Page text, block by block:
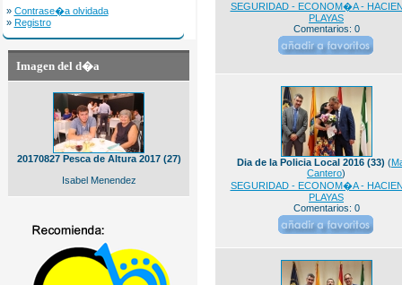
» Contrase�a olvidada
» Registro
Imagen del d�a
20170827 Pesca de Altura 2017 (27)
Isabel Menendez
SEGURIDAD - ECONOM�A -
PLAYAS
Comentarios: 0
Dia de la Policia Local 2016 (33) (
Cantero)
SEGURIDAD - ECONOM�A -
PLAYAS
Comentarios: 0